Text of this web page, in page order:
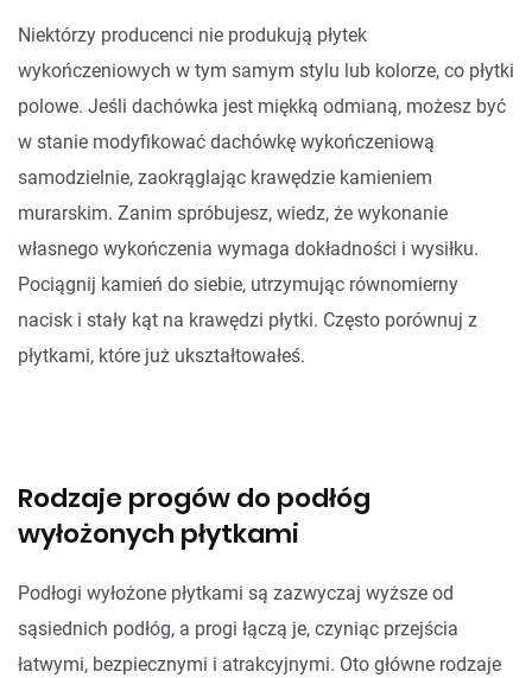
Niektórzy producenci nie produkują płytek
wykończeniowych w tym samym stylu lub kolorze, co płytki
polowe. Jeśli dachówka jest miękką odmianą, możesz być
w stanie modyfikować dachówkę wykończeniową
samodzielnie, zaokrąglając krawędzie kamieniem
murarskim. Zanim spróbujesz, wiedz, że wykonanie
własnego wykończenia wymaga dokładności i wysiłku.
Pociągnij kamień do siebie, utrzymując równomierny
nacisk i stały kąt na krawędzi płytki. Często porównuj z
płytkami, które już ukształtowałeś.
Rodzaje progów do podłóg
wyłożonych płytkami
Podłogi wyłożone płytkami są zazwyczaj wyższe od
sąsiednich podłóg, a progi łączą je, czyniąc przejścia
łatwymi, bezpiecznymi i atrakcyjnymi. Oto główne rodzaje